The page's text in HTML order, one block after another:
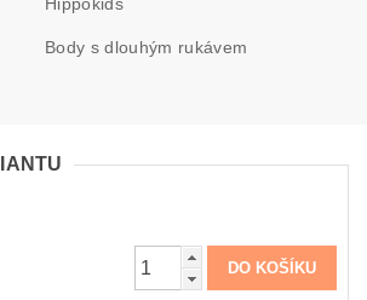
Body s dlouhým rukávem